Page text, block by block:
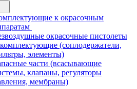
к окрасочным
окрасочные пистолеты
(соплодержатели,
элементы)
части (всасывающие
клапаны, регуляторы
мембраны)